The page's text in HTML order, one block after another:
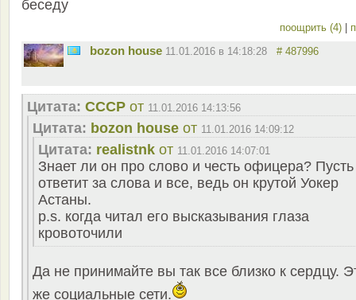
беседу
поощрить (4) |
bozon house 11.01.2016 в 14:18:28 # 487996
Цитата: СССР от 11.01.2016 14:13:56
Цитата: bozon house от 11.01.2016 14:09:12
Цитата: realistnk от 11.01.2016 14:07:01
Знает ли он про слово и честь офицера? Пусть
ответит за слова и все, ведь он крутой Уокер
Астаны.
p.s. когда читал его высказывания глаза
кровоточили
Да не принимайте вы так все близко к сердцу.
же социальные сети.